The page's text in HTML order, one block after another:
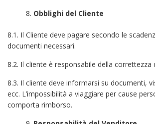
Obblighi del Cliente
8.1. Il Cliente deve pagare secondo le
documenti necessari.
8.2. Il cliente è responsabile della correttezza
8.3. Il cliente deve informarsi su documenti,
ecc. L’impossibilità a viaggiare per cause
comporta rimborso.